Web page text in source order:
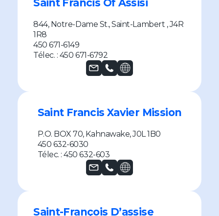
Saint Francis Of Assisi
844, Notre-Dame St., Saint-Lambert , J4R
1R8
450 671-6149
Télec. : 450 671-6792
Saint Francis Xavier Mission
P.O. BOX 70, Kahnawake, J0L 1B0
450 632-6030
Télec. : 450 632-603
Saint-François D’assise